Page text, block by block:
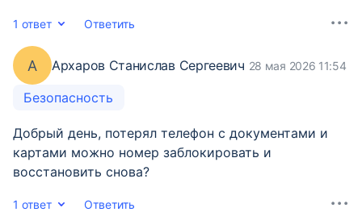
1 ответ Ответить
А Архаров Станислав Сергеевич 28 мая 2026 11:54
Безопасность
Добрый день, потерял телефон с документами и
картами можно номер заблокировать и
восстановить снова?
1 ответ Ответить